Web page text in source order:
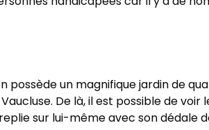
possède un magnifique jardin de
De là, il est possible de voir
sur lui-même avec son dédale